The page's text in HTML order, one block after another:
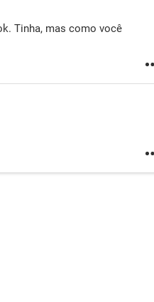
Tinha, mas como você